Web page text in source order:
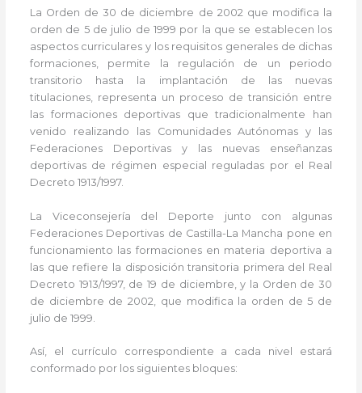
La Orden de 30 de diciembre de 2002 que modifica la
orden de 5 de julio de 1999 por la que se establecen los
aspectos curriculares y los requisitos generales de dichas
formaciones, permite la regulación de un periodo
transitorio hasta la implantación de las nuevas
titulaciones, representa un proceso de transición entre
las formaciones deportivas que tradicionalmente han
venido realizando las Comunidades Autónomas y las
Federaciones Deportivas y las nuevas enseñanzas
deportivas de régimen especial reguladas por el Real
Decreto 1913/1997.
La Viceconsejería del Deporte junto con algunas
Federaciones Deportivas de Castilla-La Mancha pone en
funcionamiento las formaciones en materia deportiva a
las que refiere la disposición transitoria primera del Real
Decreto 1913/1997, de 19 de diciembre, y la Orden de 30
de diciembre de 2002, que modifica la orden de 5 de
julio de 1999.
Así, el currículo correspondiente a cada nivel estará
conformado por los siguientes bloques: